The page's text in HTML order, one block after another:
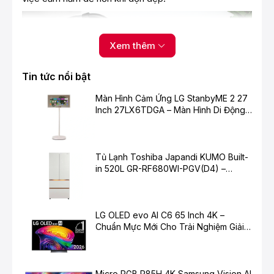
Bộ lọc kháng khuẩn lọc sạch bụi bẩn, dung
tích túi chứa lớn giúp chứa được nhiều bụi
- Tích hợp bộ lọc kháng khuẩn bao gồm lớp đồng bên
trong vải giúp loại bỏ các hạt gây mùi qua liên kết hóa
học, giữ vệ sinh cho bộ lọc, trả lại không khí trong lành,
Xem thêm
Tin tức nổi bật
Màn Hình Cảm Ứng LG StanbyME 2 27
Inch 27LX6TDGA – Màn Hình Di Động
Tủ Lạnh Toshiba Japandi KUMO Built-
in 520L GR-RF680WI-PGV(D4) –
LG OLED evo AI C6 65 Inch 4K –
Chuẩn Mực Mới Cho Trải Nghiệm Giải